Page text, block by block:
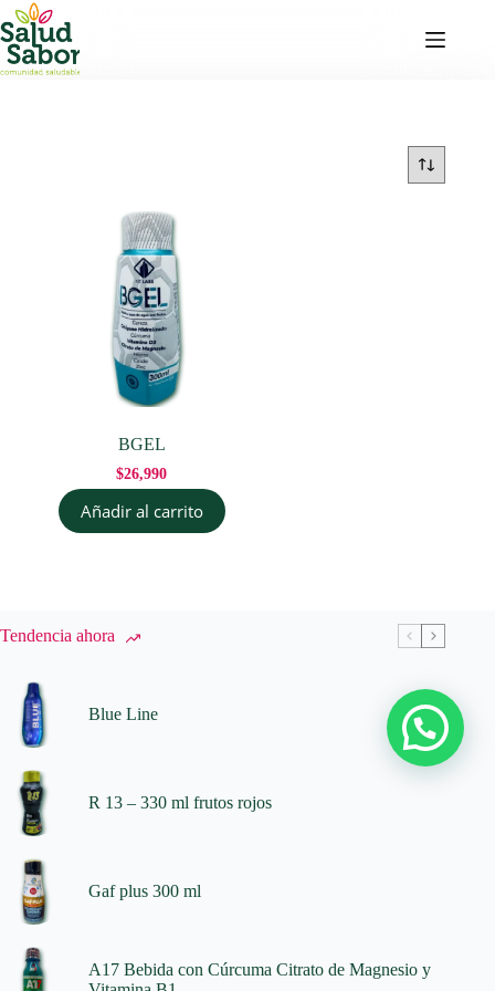
Saltar
al
contenido
BGEL
$26,990
Añadir al carrito
Tendencia ahora
Blue Line
R 13 – 330 ml frutos rojos
Gaf plus 300 ml
A17 Bebida con Cúrcuma Citrato de Magnesio y